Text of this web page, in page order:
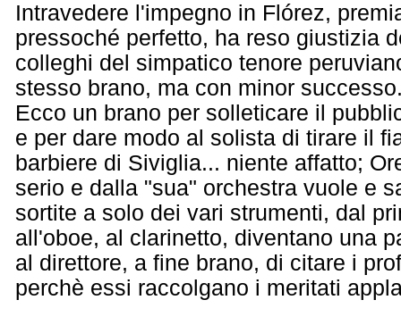
Intravedere l'impegno in Flórez,
pressoché perfetto, ha reso giustizia
colleghi del simpatico tenore
stesso brano, ma con minor
Ecco un brano per solleticare il
e per dare modo al solista di tirare il
barbiere di Siviglia... niente affatto;
serio e dalla "sua" orchestra vuole e
sortite a solo dei vari strumenti, dal
all'oboe, al clarinetto, diventano una
al direttore, a fine brano, di citare i
perchè essi raccolgano i meritati